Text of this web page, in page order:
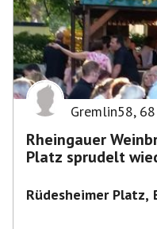
Gremlin58, 68
Rheingauer
Platz sprudelt
Rüdesheimer Platz,